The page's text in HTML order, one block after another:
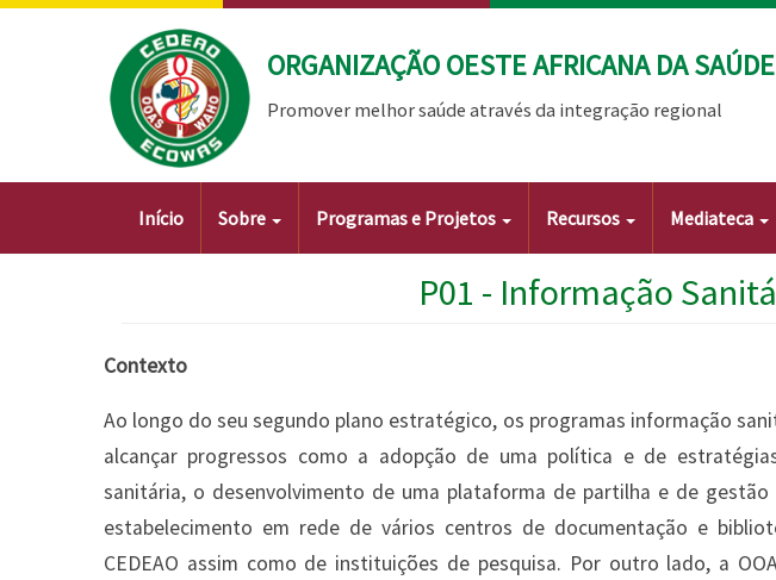
Passar
ORGANIZAÇÃO OESTE AFRICANA DA SAÚDE
Promover melhor saúde através da integração regional
Main
Início Sobre Programas e Projetos Recursos Mediateca
P01 - Informação
Contexto
Ao longo do seu segundo plano estratégico, os programas informação
alcançar progressos como a adopção de uma política e de
sanitária, o desenvolvimento de uma plataforma de partilha e de
estabelecimento em rede de vários centros de documentação e
CEDEAO assim como de instituições de pesquisa. Por outro lado, a